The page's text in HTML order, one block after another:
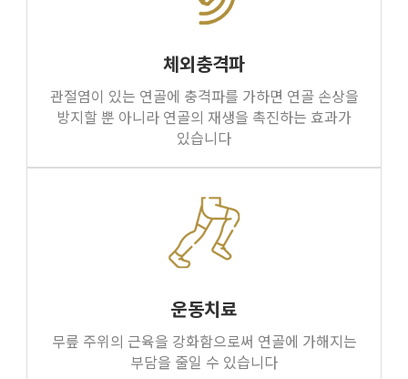
체외충격파
관절염이 있는 연골에 충격파를 가하면 연골 손상을
방지할 뿐 아니라 연골의 재생을 촉진하는 효과가
있습니다
운동치료
무릎 주위의 근육을 강화함으로써 연골에 가해지는
부담을 줄일 수 있습니다